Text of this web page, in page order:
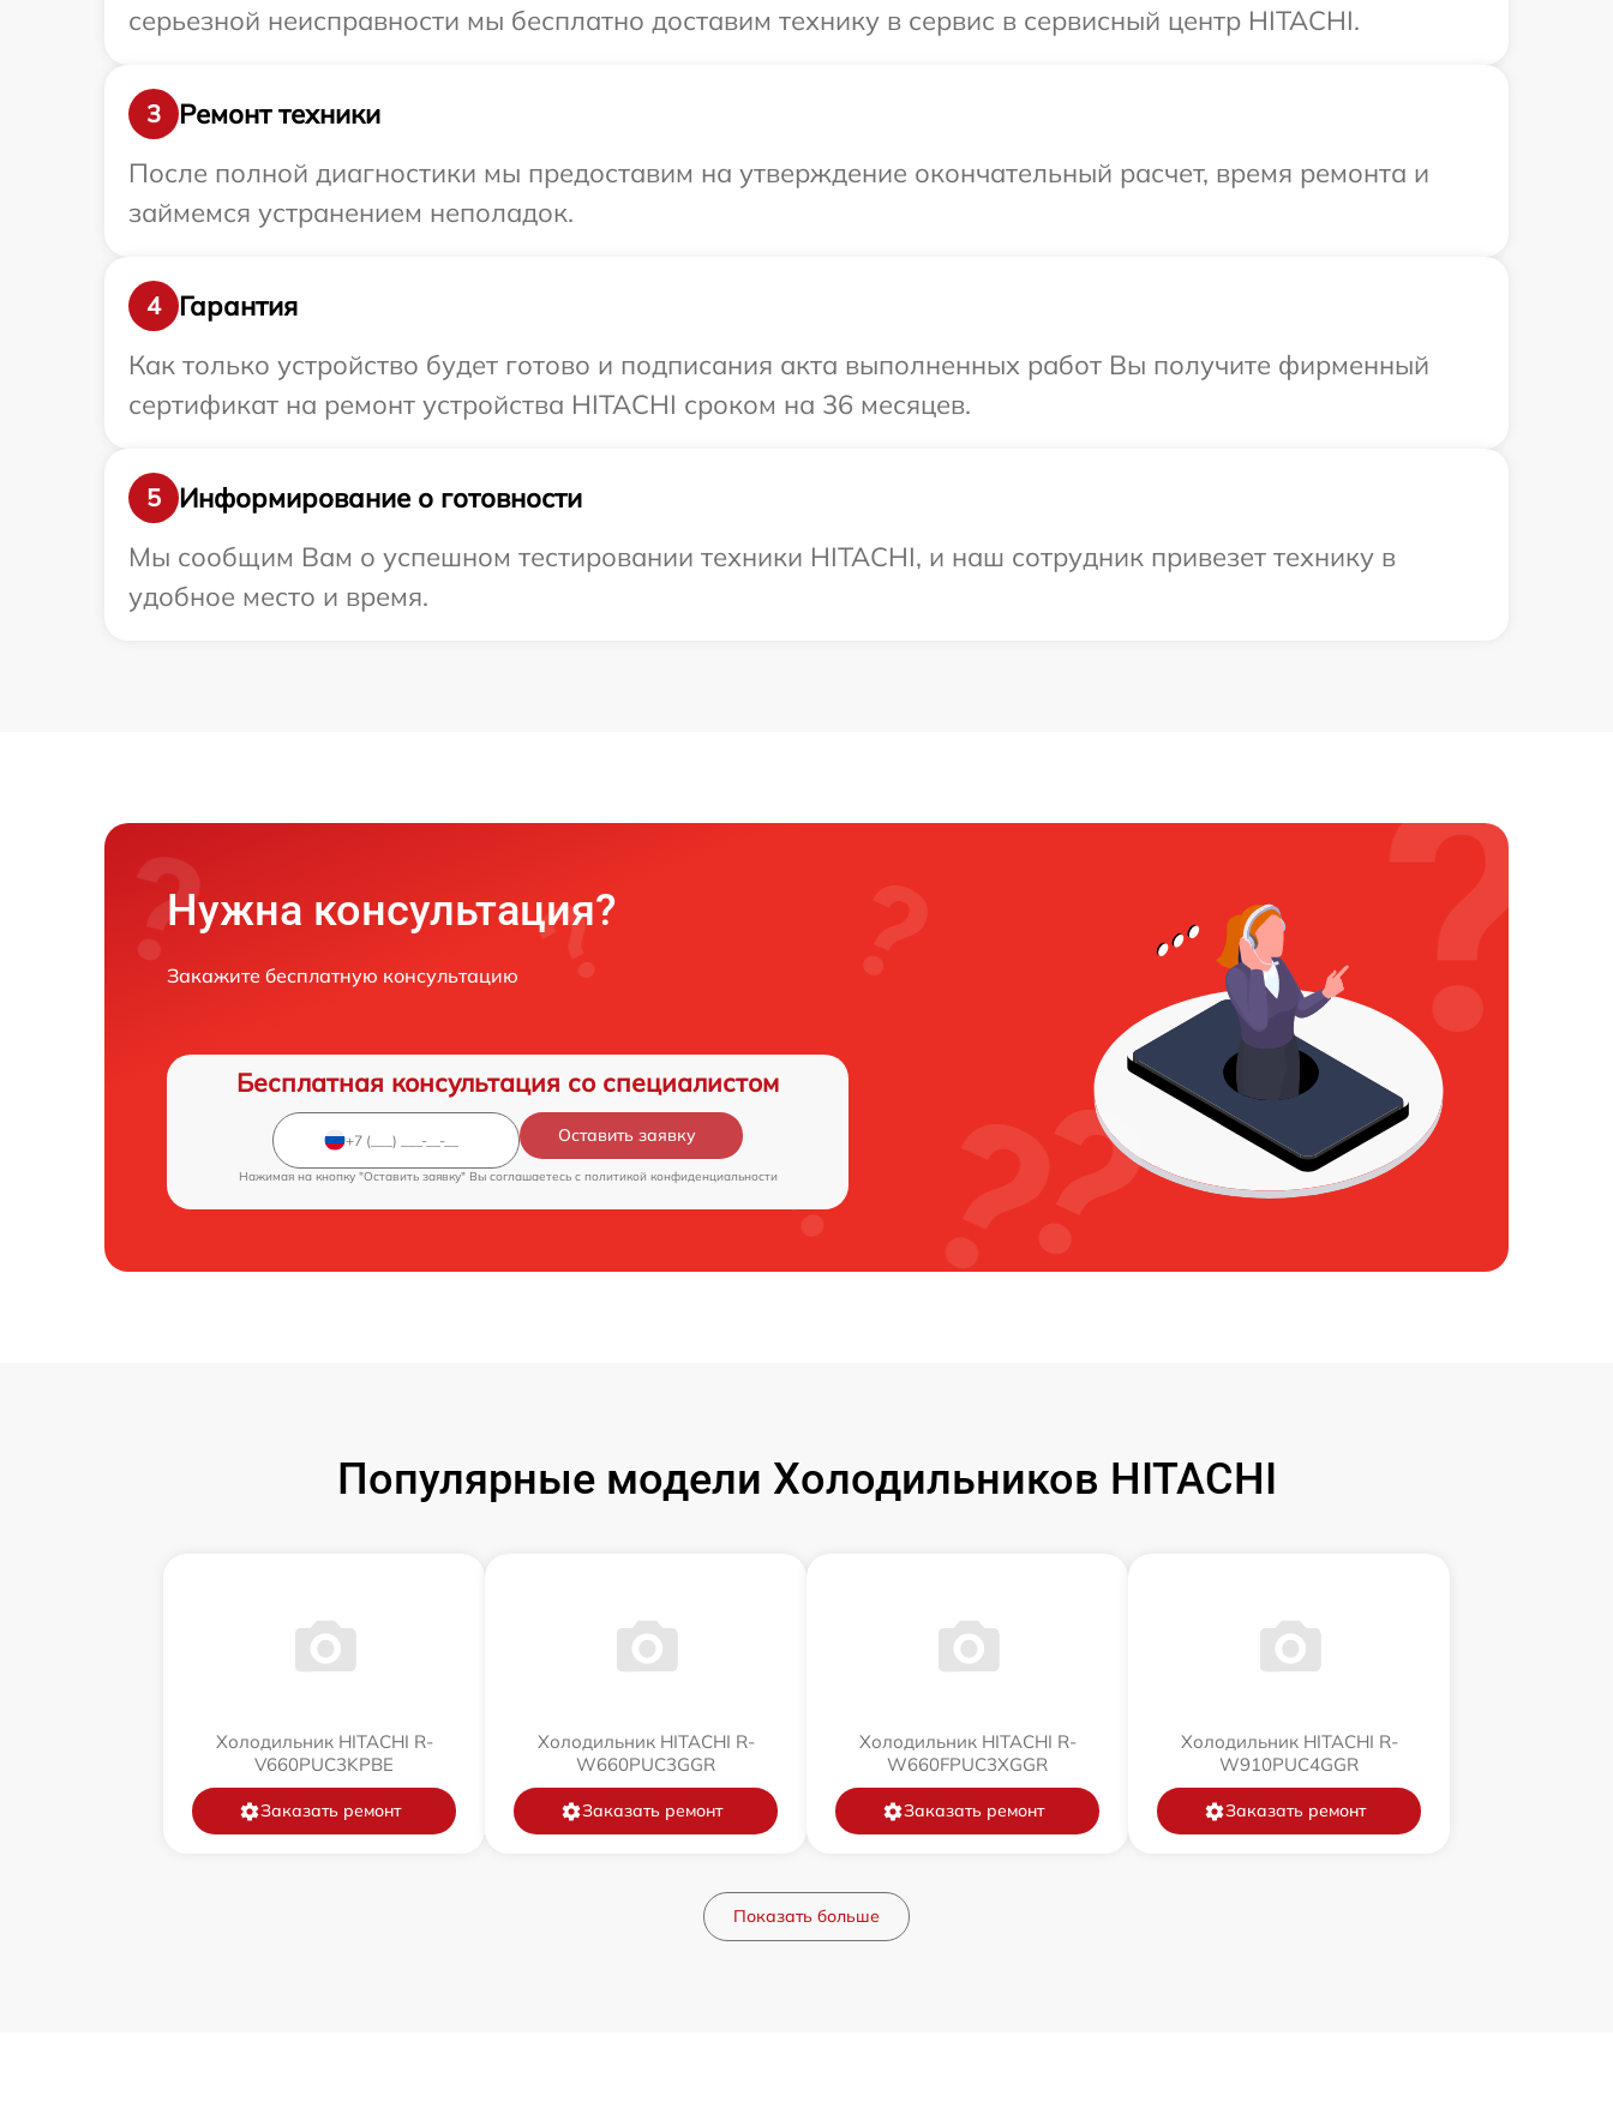
серьезной неисправности мы бесплатно доставим технику в сервис в сервисный центр HITACHI.
3
Ремонт техники
После полной диагностики мы предоставим на утверждение окончательный расчет, время ремонта и
займемся устранением неполадок.
4
Гарантия
Как только устройство будет готово и подписания акта выполненных работ Вы получите фирменный
сертификат на ремонт устройства HITACHI сроком на 36 месяцев.
5
Информирование о готовности
Мы сообщим Вам о успешном тестировании техники HITACHI, и наш сотрудник привезет технику в
удобное место и время.
Нужна консультация?
Закажите бесплатную консультацию
Бесплатная консультация со специалистом
Оставить заявку
Нажимая на кнопку "Оставить заявку" Вы соглашаетесь c политикой конфиденциальности
Популярные модели Холодильников HITACHI
Холодильник HITACHI R-
V660PUC3KPBE
Заказать ремонт
Холодильник HITACHI R-
W660PUC3GGR
Заказать ремонт
Холодильник HITACHI R-
W660FPUC3XGGR
Заказать ремонт
Холодильник HITACHI R-
W910PUC4GGR
Заказать ремонт
Показать больше